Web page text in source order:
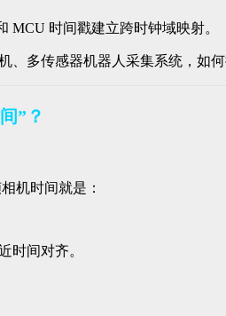
MCU 时间戳建立跨时钟域映射。
、多传感器机器人采集系统，如
”？
机时间就是：
时间对齐。